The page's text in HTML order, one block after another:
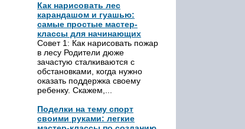
Как нарисовать лес
карандашом и гуашью:
самые простые мастер-
классы для начинающих
Совет 1: Как нарисовать пожар
в лесу Родители дюже
зачастую сталкиваются с
обстановками, когда нужно
оказать поддержка своему
ребенку. Скажем,...
Поделки на тему спорт
своими руками: легкие